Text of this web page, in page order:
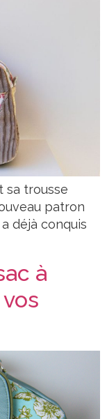
sa trousse
patron
déjà conquis
à